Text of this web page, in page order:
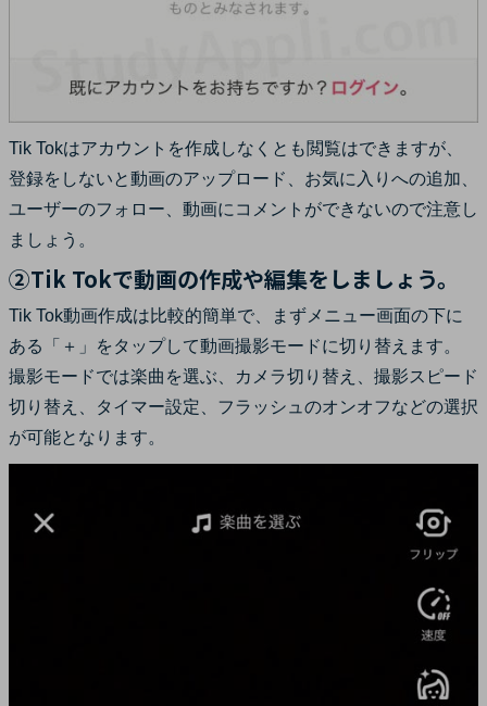
Tik Tokはアカウントを作成しなくとも閲覧はできますが、
登録をしないと動画のアップロード、お気に入りへの追加、
ユーザーのフォロー、動画にコメントができないので注意し
ましょう。
②Tik Tokで動画の作成や編集をしましょう。
Tik Tok動画作成は比較的簡単で、まずメニュー画面の下に
ある「＋」をタップして動画撮影モードに切り替えます。
撮影モードでは楽曲を選ぶ、カメラ切り替え、撮影スピード
切り替え、タイマー設定、フラッシュのオンオフなどの選択
が可能となります。